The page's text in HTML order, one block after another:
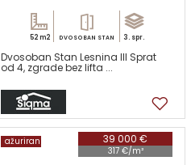
52 m2 DVOSOBAN STAN 3. spr.
Dvosoban Stan Lesnina III Sprat
od 4, zgrade bez lifta ...
39 000 €
317 €/m²
ažuriran